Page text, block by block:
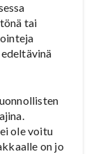
tai
ole voitu
on jo